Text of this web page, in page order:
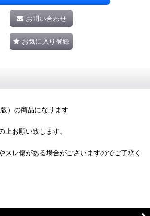
お問い合わせ
お気に入り登録
）の商品になります
上お願い致します。
スレ傷がある場合がございますのでご了承く